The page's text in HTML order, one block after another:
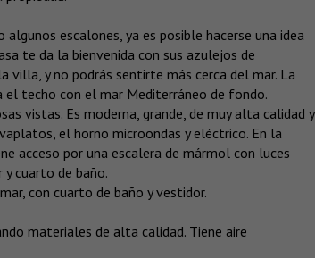
escalones, ya es posible hacerse una idea
te da la bienvenida con sus azulejos de
y no podrás sentirte más cerca del mar. La
techo con el mar Mediterráneo de fondo.
vistas. Es moderna, grande, de muy alta calidad y
el horno microondas y eléctrico. En la
acceso por una escalera de mármol con luces
cuarto de baño.
con cuarto de baño y vestidor.
materiales de alta calidad. Tiene aire